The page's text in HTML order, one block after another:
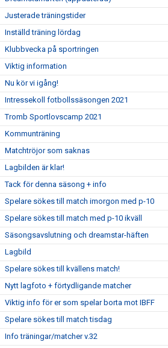
Justerade träningstider
Inställd träning lördag
Klubbvecka på sportringen
Viktig information
Nu kör vi igång!
Intressekoll fotbollssäsongen 2021
Tromb Sportlovscamp 2021
Kommunträning
Matchtröjor som saknas
Lagbilden är klar!
Tack för denna säsong + info
Spelare sökes till match imorgon med p-10
Spelare sökes till match med p-10 ikväll
Säsongsavslutning och dreamstar-häften
Lagbild
Spelare sökes till kvällens match!
Nytt lagfoto + förtydligande matcher
Viktig info för er som spelar borta mot IBFF
Spelare sökes till match tisdag
Info träningar/matcher v.32